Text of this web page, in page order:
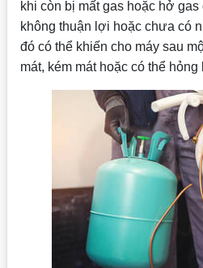
khi còn bị mất gas hoặc hở
không thuận lợi hoặc chưa có
đó có thể khiến cho máy sau
mát, kém mát hoặc có thể hỏng